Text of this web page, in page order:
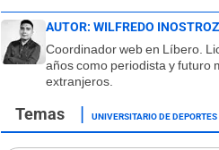
AUTOR: WILFREDO
Coordinador web en Líbero.
años como periodista y futuro
extranjeros.
UNIVERSITARIO DE DEPORTES